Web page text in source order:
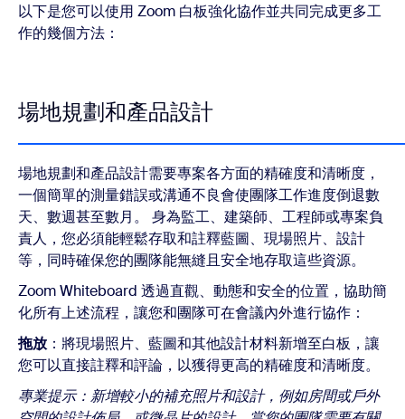
以下是您可以使用 Zoom 白板強化協作並共同完成更多工
作的幾個方法：
場地規劃和產品設計
場地規劃和產品設計需要專案各方面的精確度和清晰度，
一個簡單的測量錯誤或溝通不良會使團隊工作進度倒退數
天、數週甚至數月。 身為監工、建築師、工程師或專案負
責人，您必須能輕鬆存取和註釋藍圖、現場照片、設計
等，同時確保您的團隊能無縫且安全地存取這些資源。
Zoom Whiteboard 透過直觀、動態和安全的位置，協助簡
化所有上述流程，讓您和團隊可在會議內外進行協作：
拖放 ：將現場照片、藍圖和其他設計材料新增至白板，讓
您可以直接註釋和評論，以獲得更高的精確度和清晰度。
專業提示：新增較小的補充照片和設計，例如房間或戶外